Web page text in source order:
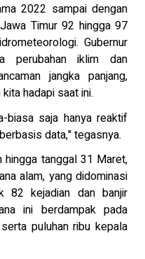
2022 sampai dengan
Timur 92 hingga 97
Gubernur
perubahan iklim dan
jangka panjang,
hadapi saat ini.
biasa saja hanya reaktif
data," tegasnya.
hingga tanggal 31 Maret,
alam, yang didominasi
82 kejadian dan banjir
ini berdampak pada
puluhan ribu kepala